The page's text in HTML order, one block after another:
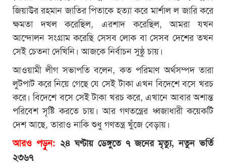
জিয়াউর রহমান জাতির পিতাকে হত্যা করে মার্শাল ল জারি করে
ক্ষমতা দখল করেছিল, এরশাদ করেছিল, আমরা যখন
আন্দোলন সংগ্রাম করেছি সেসব লোক বা সেসব দেশের তখন
সেই চেতনা দেখিনি। আজকে নির্বাচন সুষ্ঠু চায়।
আওয়ামী লীগ সভাপতি বলেন, কত পরিমাণ অর্থসম্পদ তারা
লুটপাট করে নিয়ে গেছে যে সেই টাকা এখন বিদেশে বসে খরচ
করে। বিদেশে বসে সেই টাকা খরচ করে, এখানে আবার অশান্ত
পরিবেশ সৃষ্টি করতে চায়। আর গণতন্ত্রের ধ্বজাধারী কয়েকটি
দেশ আছে, তারাও নাকি শুধু গণতন্ত্র খুঁজে বেড়ায়।
আরও পড়ুন: ২৪ ঘণ্টায় ডেঙ্গুতে ৭ জনের মৃত্যু, নতুন ভর্তি
২৩৬৭